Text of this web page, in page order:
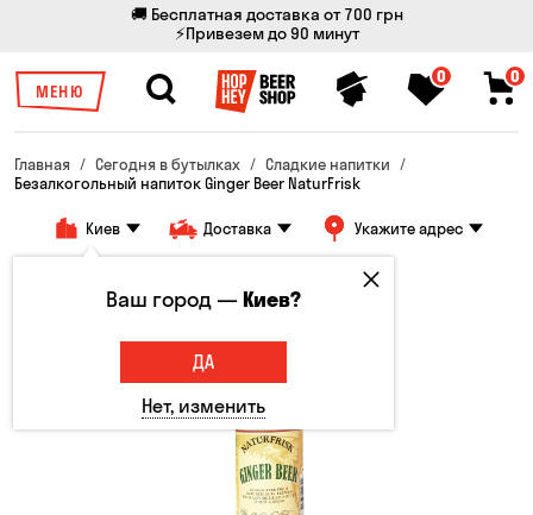
🚚 Бесплатная доставка от 700 грн
⚡Привезем до 90 минут
МЕНЮ
0 0
Главная Сегодня в бутылках
Сладкие напитки
Безалкогольный напиток Ginger Beer NaturFrisk
Киев Доставка Укажите адрес
Ваш город —Киев?
ДА
Нет, изменить